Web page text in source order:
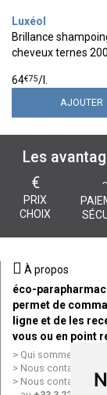
Luxéol
Brillance
cheveux ternes
64€75/
AJOUTER
Les
€
PRIX
CHOIX
À propos
éco-
permet de
ligne et de les
vous ou en point
Qui sommes nous ?
Nous contacter par
Nous contacter